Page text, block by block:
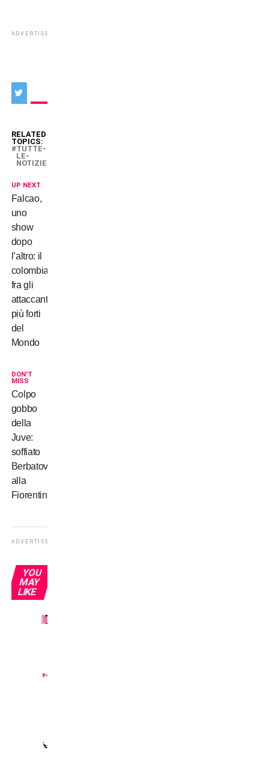
ADVERTISEMENT
RELATED
TOPICS:
TUTTE-
LE-
NOTIZIE
UP NEXT
Falcao,
uno
show
dopo
l’altro: il
colombiano
fra gli
attaccanti
più forti
del
Mondo
DON'T
MISS
Colpo
gobbo
della
Juve:
soffiato
Berbatov
alla
Fiorentina!
ADVERTISEMENT
YOU
MAY
LIKE